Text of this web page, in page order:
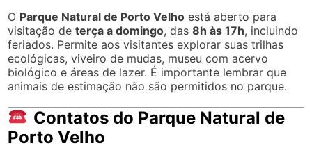
O Parque Natural de Porto Velho está aberto para
visitação deterça a domingo, das8h às 17h, incluindo
feriados. Permite aos visitantes explorar suas trilhas
ecológicas, viveiro de mudas, museu com acervo
biológico e áreas de lazer. É importante lembrar que
animais de estimação não são permitidos no parque.
Contatos do Parque Natural de
Porto Velho